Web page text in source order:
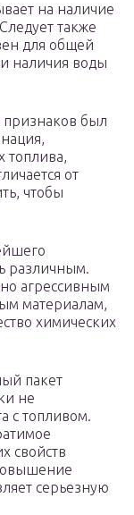
на наличие
также
для общей
и наличия воды
был
топлива,
от
чтобы
различным.
агрессивным
материалам,
химических
пакет
не
с топливом.
свойств
серьезную